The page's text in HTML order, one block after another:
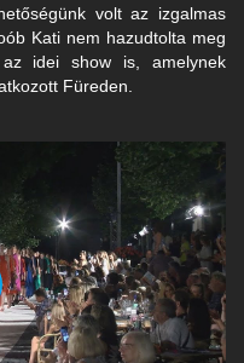
volt az izgalmas
Kati nem hazudtolta meg
idei show is, amelynek
Füreden.